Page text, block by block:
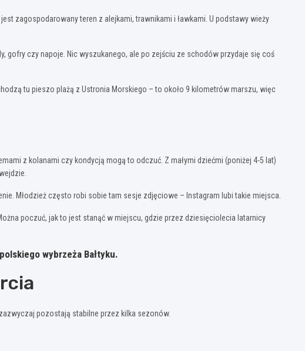
zagospodarowany teren z alejkami, trawnikami i ławkami. U podstawy wieży
gofry czy napoje. Nic wyszukanego, ale po zejściu ze schodów przydaje się coś
tu pieszo plażą z Ustronia Morskiego – to około 9 kilometrów marszu, więc
z kolanami czy kondycją mogą to odczuć. Z małymi dziećmi (poniżej 4-5 lat)
Młodzież często robi sobie tam sesje zdjęciowe – Instagram lubi takie miejsca.
poczuć, jak to jest stanąć w miejscu, gdzie przez dziesięciolecia latarnicy
wybrzeża Bałtyku.
pozostają stabilne przez kilka sezonów.